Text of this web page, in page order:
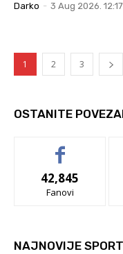
Darko - 3 Aug 2026. 12:17
1 2 3
OSTANITE
42,845
Fanovi
NAJNOVIJE